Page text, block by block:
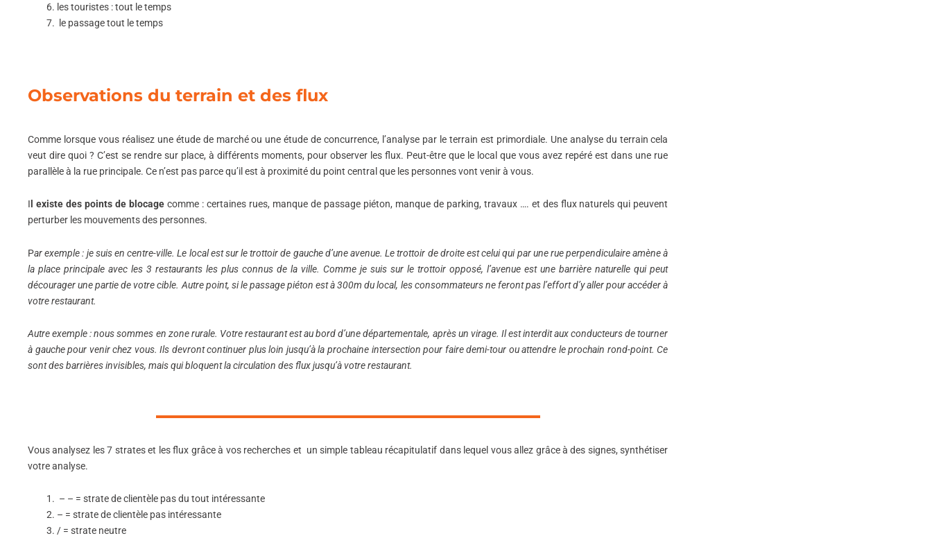
les touristes : tout le temps
le passage tout le temps
Observations du terrain et des flux
Comme lorsque vous réalisez une étude de marché ou une étude de concurrence, l’analyse par le terrain est primordiale. Une analyse du terrain cela
veut dire quoi ? C’est se rendre sur place, à différents moments, pour observer les flux. Peut-être que le local que vous avez repéré est dans une rue
parallèle à la rue principale. Ce n’est pas parce qu’il est à proximité du point central que les personnes vont venir à vous.
I l existe des points de blocagecomme : certaines rues, manque de passage piéton, manque de parking, travaux …. et des flux naturels qui peuvent
perturber les mouvements des personnes.
Par exemple : je suis en centre-ville. Le local est sur le trottoir de gauche d’une avenue. Le trottoir de droite est celui qui par une rue perpendiculaire amène à
la place principale avec les 3 restaurants les plus connus de la ville. Comme je suis sur le trottoir opposé, l’avenue est une barrière naturelle qui peut
décourager une partie de votre cible. Autre point, si le passage piéton est à 300m du local, les consommateurs ne feront pas l’effort d’y aller pour accéder à
votre restaurant.
Autre exemple : nous sommes en zone rurale. Votre restaurant est au bord d’une départementale, après un virage. Il est interdit aux conducteurs de tourner
à gauche pour venir chez vous. Ils devront continuer plus loin jusqu’à la prochaine intersection pour faire demi-tour ou attendre le prochain rond-point. Ce
sont des barrières invisibles, mais qui bloquent la circulation des flux jusqu’à votre restaurant.
Vous analysez les 7 strates et les flux grâce à vos recherches et un simple tableau récapitulatif dans lequel vous allez grâce à des signes, synthétiser
votre analyse.
– – = strate de clientèle pas du tout intéressante
– = strate de clientèle pas intéressante
/ = strate neutre